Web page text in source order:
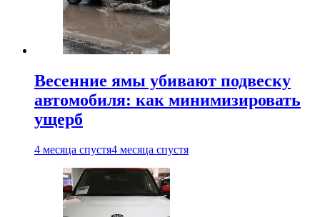
Весенние ямы убивают подвеску
автомобиля: как минимизировать
ущерб
4 месяца спустя4 месяца спустя